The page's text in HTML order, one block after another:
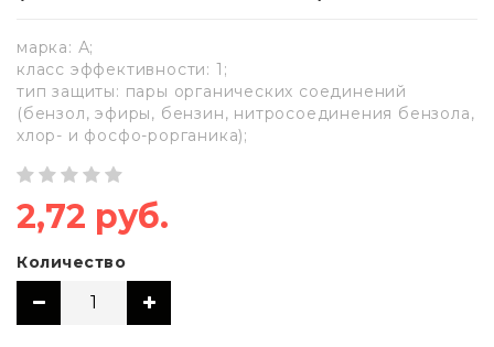
марка: А;
класс эффективности: 1;
тип защиты: пары органических соединений
(бензол, эфиры, бензин, нитросоединения бензола,
хлор- и фосфо-рорганика);
2,72 руб.
Количество